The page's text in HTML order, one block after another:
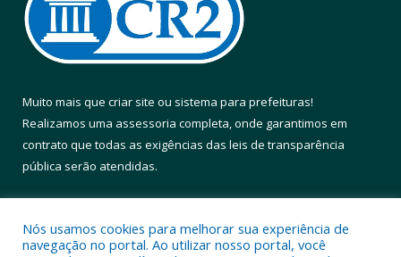
Muito mais que criar site ou sistema para prefeituras!
Realizamos uma assessoria completa, onde garantimos em
contrato que todas as exigências das leis de transparência
pública serão atendidas.
Nós usamos cookies para melhorar sua experiência de
navegação no portal. Ao utilizar nosso portal, você